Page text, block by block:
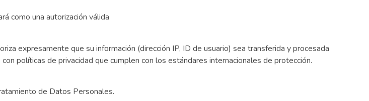
como una autorización válida
expresamente que su información (dirección IP, ID de usuario) sea transferida y procesada
políticas de privacidad que cumplen con los estándares internacionales de protección.
de Datos Personales.